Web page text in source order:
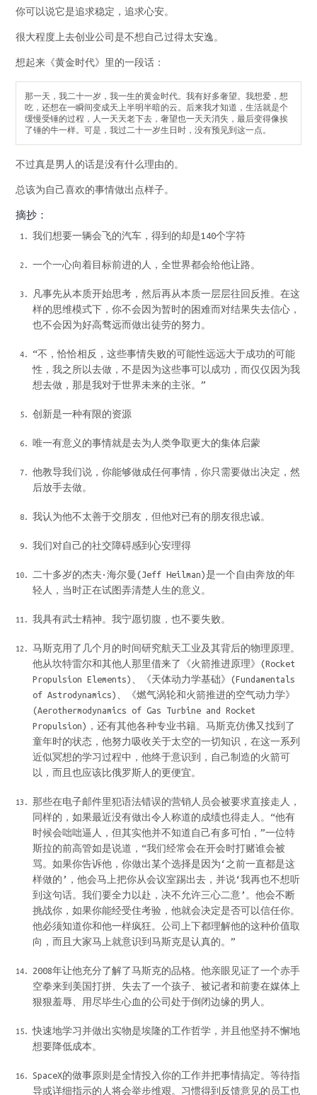
你可以说它是追求稳定，追求心安。
很大程度上去创业公司是不想自己过得太安逸。
想起来《黄金时代》里的一段话：
那一天，我二十一岁，我一生的黄金时代。我有好多奢望。我想爱，想
吃，还想在一瞬间变成天上半明半暗的云。后来我才知道，生活就是个
缓慢受锤的过程，人一天天老下去，奢望也一天天消失，最后变得像挨
不过真是男人的话是没有什么理由的。
总该为自己喜欢的事情做出点样子。
摘抄：
我们想要一辆会飞的汽车，得到的却是140个字符
一个一心向着目标前进的人，全世界都会给他让路。
凡事先从本质开始思考，然后再从本质一层层往回反推。在这
样的思维模式下，你不会因为暂时的困难而对结果失去信心，
也不会因为好高骛远而做出徒劳的努力。
“不，恰恰相反，这些事情失败的可能性远远大于成功的可能
性，我之所以去做，不是因为这些事可以成功，而仅仅因为我
想去做，那是我对于世界未来的主张。”
创新是一种有限的资源
唯一有意义的事情就是去为人类争取更大的集体启蒙
他教导我们说，你能够做成任何事情，你只需要做出决定，然
后放手去做。
我认为他不太善于交朋友，但他对已有的朋友很忠诚。
我们对自己的社交障碍感到心安理得
二十多岁的杰夫·海尔曼(Jeff Heilman)是一个自由奔放的年
轻人，当时正在试图弄清楚人生的意义。
我具有武士精神。我宁愿切腹，也不要失败。
马斯克用了几个月的时间研究航天工业及其背后的物理原理。
他从坎特雷尔和其他人那里借来了《火箭推进原理》(Rocket
Propulsion Elements)、《天体动力学基础》(Fundamentals
of Astrodynamics)、《燃气涡轮和火箭推进的空气动力学》
(Aerothermodynamics of Gas Turbine and Rocket
Propulsion)，还有其他各种专业书籍。马斯克仿佛又找到了
童年时的状态，他努力吸收关于太空的一切知识，在这一系列
近似冥想的学习过程中，他终于意识到，自己制造的火箭可
以，而且也应该比俄罗斯人的更便宜。
那些在电子邮件里犯语法错误的营销人员会被要求直接走人，
同样的，如果最近没有做出令人称道的成绩也得走人。“他有
时候会咄咄逼人，但其实他并不知道自己有多可怕，”一位特
斯拉的前高管如是说道，“我们经常会在开会时打赌谁会被
骂。如果你告诉他，你做出某个选择是因为‘之前一直都是这
样做的’，他会马上把你从会议室踢出去，并说‘我再也不想听
到这句话。我们要全力以赴，决不允许三心二意’。他会不断
挑战你，如果你能经受住考验，他就会决定是否可以信任你。
他必须知道你和他一样疯狂。公司上下都理解他的这种价值取
向，而且大家马上就意识到马斯克是认真的。”
2008年让他充分了解了马斯克的品格。他亲眼见证了一个赤手
空拳来到美国打拼、失去了一个孩子、被记者和前妻在媒体上
狠狠羞辱、用尽毕生心血的公司处于倒闭边缘的男人。
快速地学习并做出实物是埃隆的工作哲学，并且他坚持不懈地
想要降低成本。
SpaceX的做事原则是全情投入你的工作并把事情搞定。等待指
导或详细指示的人将会举步维艰。习惯得到反馈意见的员工也